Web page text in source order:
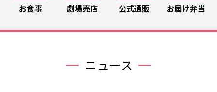
お食事 劇場売店 公式通販 お届け弁当
ニュース